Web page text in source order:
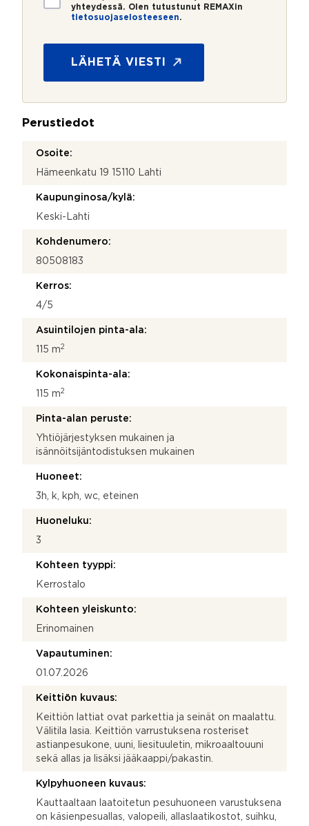
i
o
*
yhteydessä. Olen tutustunut REMAXin
tietosuojaselosteeseen.
LÄHETÄ VIESTI
Perustiedot
Osoite:
Hämeenkatu 19 15110 Lahti
Kaupunginosa/kylä:
Keski-Lahti
Kohdenumero:
80508183
Kerros:
4/5
Asuintilojen pinta-ala:
115 m2
Kokonaispinta-ala:
115 m2
Pinta-alan peruste:
Yhtiöjärjestyksen mukainen ja
isännöitsijäntodistuksen mukainen
Huoneet:
3h, k, kph, wc, eteinen
Huoneluku:
3
Kohteen tyyppi:
Kerrostalo
Kohteen yleiskunto:
Erinomainen
Vapautuminen:
01.07.2026
Keittiön kuvaus:
Keittiön lattiat ovat parkettia ja seinät on maalattu.
Välitila lasia. Keittiön varrustuksena rosteriset
astianpesukone, uuni, liesituuletin, mikroaaltouuni
sekä allas ja lisäksi jääkaappi/pakastin.
Kylpyhuoneen kuvaus:
Kauttaaltaan laatoitetun pesuhuoneen varustuksena
on käsienpesuallas, valopeili, allaslaatikostot, suihku,